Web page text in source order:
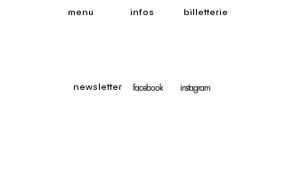
menu infos billetterie
newsletter facebook instagram